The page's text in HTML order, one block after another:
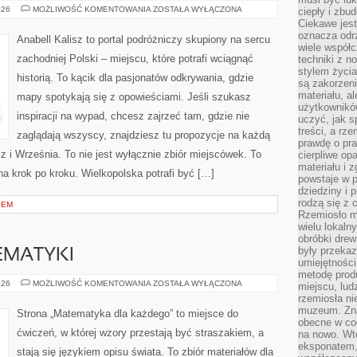
MOŻLIWOŚĆ KOMENTOWANIA LUBOŃ
ZOSTAŁA WYŁĄCZONA
Anabell Kalisz to portal podróżniczy skupiony na sercu
zachodniej Polski – miejscu, które potrafi wciągnąć
historią. To kącik dla pasjonatów odkrywania, gdzie
mapy spotykają się z opowieściami. Jeśli szukasz
inspiracji na wypad, chcesz zajrzeć tam, gdzie nie
zaglądają wszyscy, znajdziesz tu propozycje na każdą
i Września. To nie jest wyłącznie zbiór miejscówek. To
krok po kroku. Wielkopolska potrafi być […]
MOŻLIWOŚĆ KOMENTOWANIA PODSTAWY
ZOSTAŁA WYŁĄCZONA
Strona „Matematyka dla każdego” to miejsce do
ćwiczeń, w której wzory przestają być straszakiem, a
stają się językiem opisu świata. To zbiór materiałów dla
ciepły i
Ciekawe
oznacza
wiele
techniki z
stylem
są
materiału,
uczyć, jak
treści, a
prawdę o
cierpliwe
materiału i
powstaje w
dziedziny i
rodzą się z
Rzemiosło
wielu
obróbki
były
metodę
miejscu,
rzemiosła
muzeum.
obecne w
na nowo.